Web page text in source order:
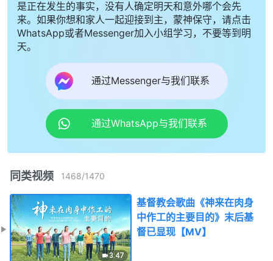
是正在发生的事实，没有人确定明天和意外哪个会先
来。如果你想和家人一起迎接到主，蒙神保守，请点击
WhatsApp或者Messenger加入小组学习，不要等到明
天。
通过Messenger与我们联系
通过WhatsApp与我们联系
同类视频 1468/1470
3:47
基督教会歌曲《神来在肉身
中作工的主要目的》末后基
督已显现【MV】